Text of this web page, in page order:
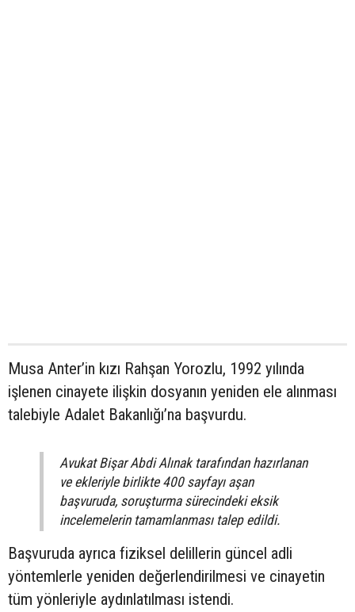
Musa Anter’in kızı Rahşan Yorozlu, 1992 yılında
işlenen cinayete ilişkin dosyanın yeniden ele alınması
talebiyle Adalet Bakanlığı’na başvurdu.
Avukat Bişar Abdi Alınak tarafından hazırlanan
ve ekleriyle birlikte 400 sayfayı aşan
başvuruda, soruşturma sürecindeki eksik
incelemelerin tamamlanması talep edildi.
Başvuruda ayrıca fiziksel delillerin güncel adli
yöntemlerle yeniden değerlendirilmesi ve cinayetin
tüm yönleriyle aydınlatılması istendi.